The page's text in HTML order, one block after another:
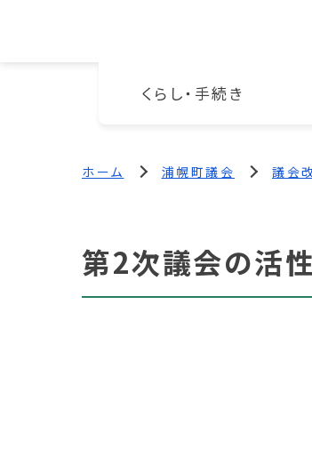
くらし・手続き
ホーム 浦幌町議会 議会
第2次議会の活